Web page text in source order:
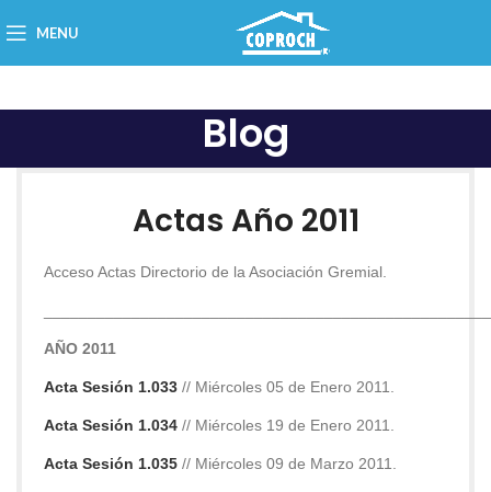
MENU
Blog
Actas Año 2011
Acceso Actas Directorio de la Asociación Gremial.
AÑO 2011
Acta Sesión 1.033 // Miércoles 05 de Enero 2011.
Acta Sesión 1.034 // Miércoles 19 de Enero 2011.
Acta Sesión 1.035 // Miércoles 09 de Marzo 2011.